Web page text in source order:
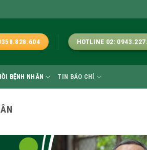
HOTLINE 02:
BỆNH NHÂN TIN BÁO CHÍ